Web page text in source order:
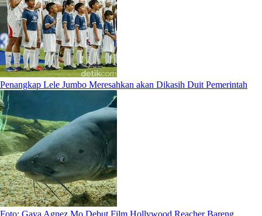
Penangkap Lele Jumbo Meresahkan akan Dikasih Duit Pemerintah
Foto: Gaya Agnez Mo Debut Film Hollywood Reacher Bareng